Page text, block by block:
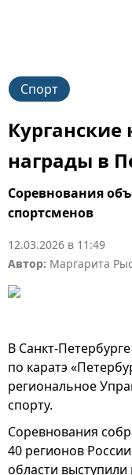
Спорт
Курганские
награды в
Соревнования
спортсменов
12.03.2026 в 11:49
Автор: Маргарита
В Санкт-
по каратэ
региональное
спорту.
Соревнования
40 регионов
области